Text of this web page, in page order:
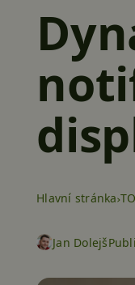
Hlavní stránka
Jan Dolejš